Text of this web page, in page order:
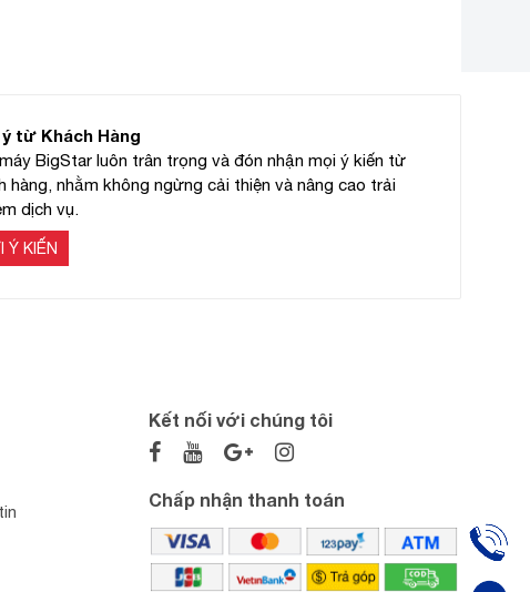
từ Khách Hàng
BigStar luôn trân trọng và đón nhận mọi ý kiến từ
hàng, nhằm không ngừng cải thiện và nâng cao trải
dịch vụ.
Ý KIẾN
Kết nối với chúng tôi
Chấp nhận thanh toán